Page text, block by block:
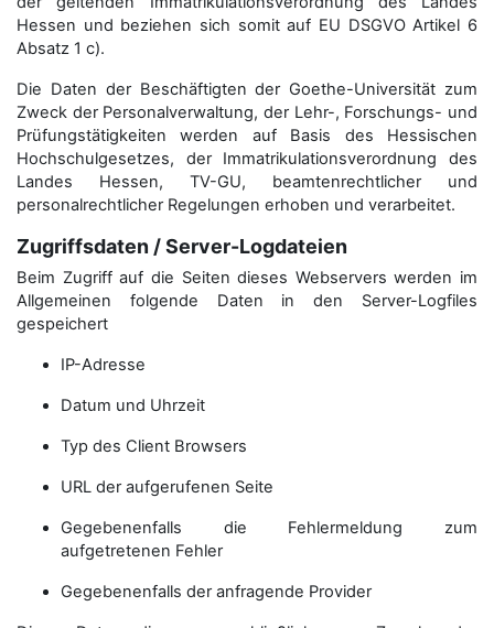
Hessen und beziehen sich somit auf EU DSGVO Artikel 6
Absatz 1 c).
Die Daten der Beschäftigten der Goethe-Universität zum
Zweck der Personal­verwaltung, der Lehr-, Forschungs- und
Prüfungstätigkeiten werden auf Basis des Hessischen
Hochschulgesetzes, der Immatrikulations­verordnung des
Landes Hessen, TV-GU, beamtenrechtlicher und
personalrechtlicher Regelungen erhoben und verarbeitet.
Zugriffsdaten / Server-Logdateien
Beim Zugriff auf die Seiten dieses Webservers werden im
Allgemeinen folgende Daten in den Server-Logfiles
gespeichert
IP-Adresse
Datum und Uhrzeit
Typ des Client Browsers
URL der aufgerufenen Seite
Gegebenenfalls die Fehlermeldung zum
aufgetretenen Fehler
Gegebenenfalls der anfragende Provider